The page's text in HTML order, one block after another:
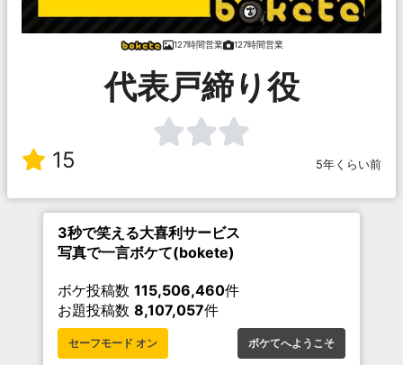
127時間営業 127時間営業
代表戸締り役
15 5年くらい前
3秒で笑える大喜利サービス
写真で一言ボケて(bokete)
ボケ投稿数 115,506,460件
お題投稿数 8,107,057件
セーフモード オン ボケてへようこそ